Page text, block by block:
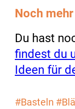
Noch
Du hast
findest du
Ideen für
#Basteln